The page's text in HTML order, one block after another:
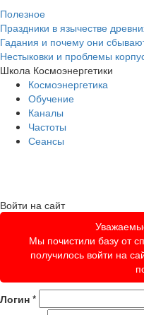
Полезное
Праздники в язычестве
Гадания и почему они
Нестыковки и проблемы
Школа Космоэнергетики
Космоэнергетика
Обучение
Каналы
Частоты
Сеансы
Войти на сайт
Мы почистили базу от
получилось войти на
Логин *